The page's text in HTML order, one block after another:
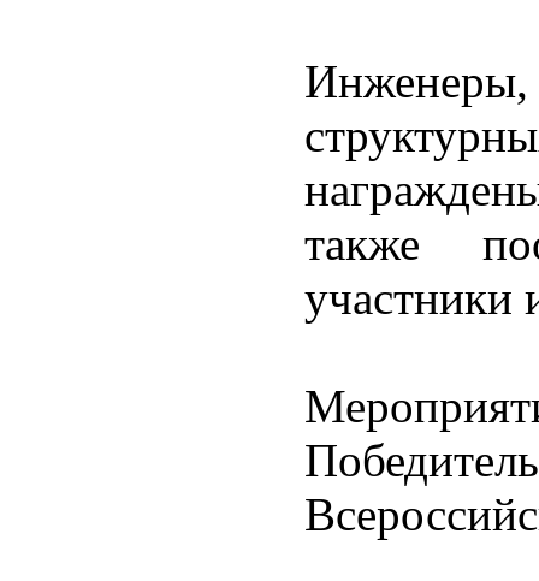
также
участники